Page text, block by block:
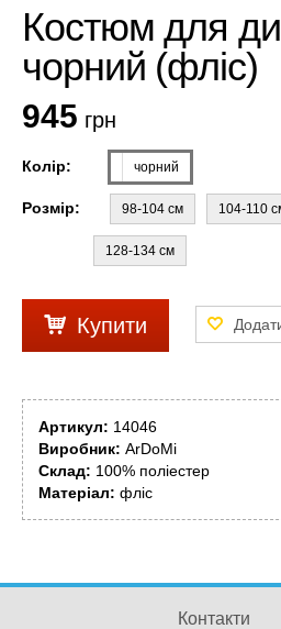
Костюм для
чорний (фліс)
945 грн
Колір: чорний
Розмір: 98-104 см 104-110
128-134 см
Купити
Артикул: 14046
Виробник: ArDoMi
Склад: 100% поліестер
Матеріал: фліс
Контакти